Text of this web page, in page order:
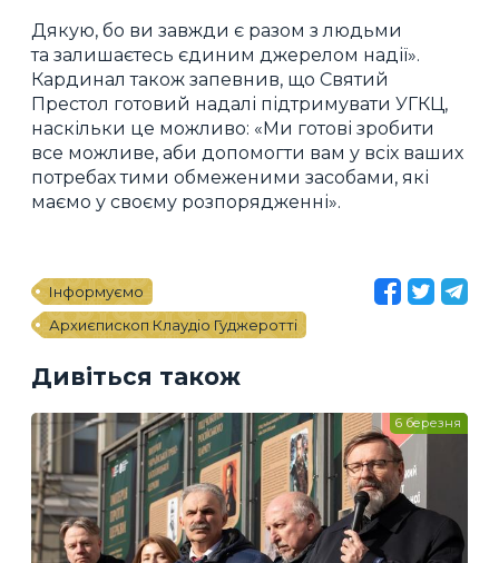
Дякую, бо ви завжди є разом з людьми
та залишаєтесь єдиним джерелом надії».
Кардинал також запевнив, що Святий
Престол готовий надалі підтримувати УГКЦ,
наскільки це можливо: «Ми готові зробити
все можливе, аби допомогти вам у всіх ваших
потребах тими обмеженими засобами, які
маємо у своєму розпорядженні».
Інформуємо
Архиєпископ Клаудіо Гуджеротті
Дивіться також
6 березня